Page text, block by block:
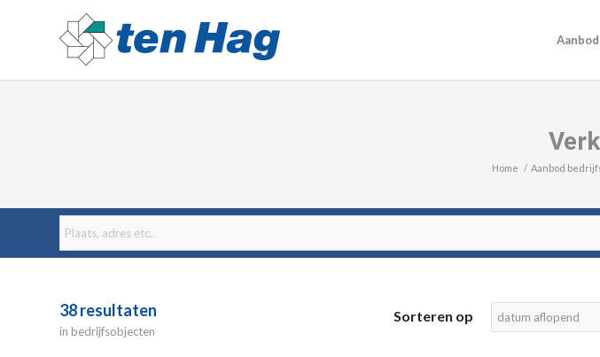
Aanbod
Home / Aanbod
Sorteren op
38resultaten
in bedrijfsobjecten